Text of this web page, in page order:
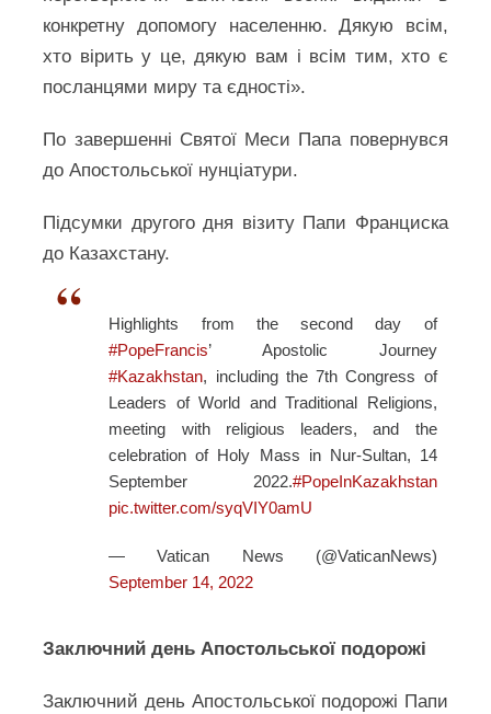
конкретну допомогу населенню. Дякую всім,
хто вірить у це, дякую вам і всім тим, хто є
посланцями миру та єдності».
По завершенні Святої Меси Папа повернувся
до Апостольської нунціатури.
Підсумки другого дня візиту Папи Франциска
до Казахстану.
Highlights from the second day of
#PopeFrancis’ Apostolic Journey
#Kazakhstan, including the 7th Congress of
Leaders of World and Traditional Religions,
meeting with religious leaders, and the
celebration of Holy Mass in Nur-Sultan, 14
September 2022.#PopeInKazakhstan
pic.twitter.com/syqVIY0amU
— Vatican News (@VaticanNews)
September 14, 2022
Заключний день Апостольської подорожі
Заключний день Апостольської подорожі Папи